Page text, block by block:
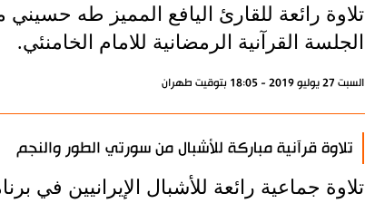
تلاوة رائعة للقارئ اليافع المميز طه
الجلسة القرآنية الرمضانية للامام الخامنئي.
السبت 27 يوليو 2019 - 18:05 بتوقيت طهران
تلاوة قرآنية مباركة للأشبال من سورتي الطور والنجم
تلاوة جماعية رائعة للأشبال الإيرانيين في